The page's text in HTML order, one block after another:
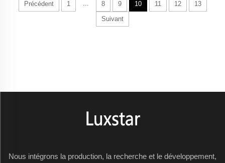
styles à
cheminées
Précédent 1 ... 8 9 10 11 12
13
Suivant
Nous intégrons la production, la recherche et le développement,